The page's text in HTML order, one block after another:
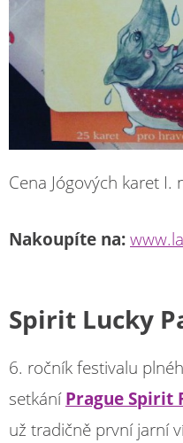
Cena Jógových karet I.
Nakoupíte na:
Spirit Lucky
6. ročník festivalu
setkáníPrague Spirit
už tradičně první jarní